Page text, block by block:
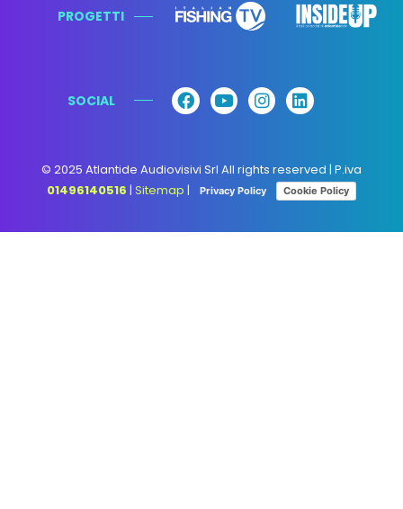
PROGETTI
SOCIAL
© 2025 Atlantide Audiovisivi Srl All rights reserved | P.iva
01496140516 | Sitemap | Privacy Policy Cookie Policy